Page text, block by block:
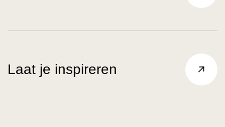
Laat je inspireren